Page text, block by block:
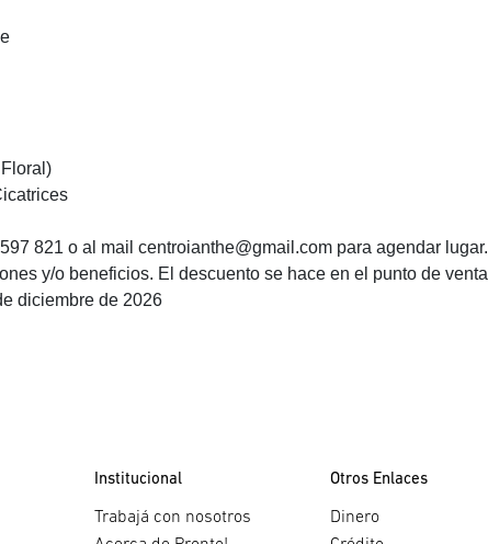
821 o al mail centroianthe@gmail.com para agendar lugar.
y/o beneficios. El descuento se hace en el punto de venta
diciembre de 2026
Institucional
Trabajá con nosotros
Otros Enlaces
Dinero